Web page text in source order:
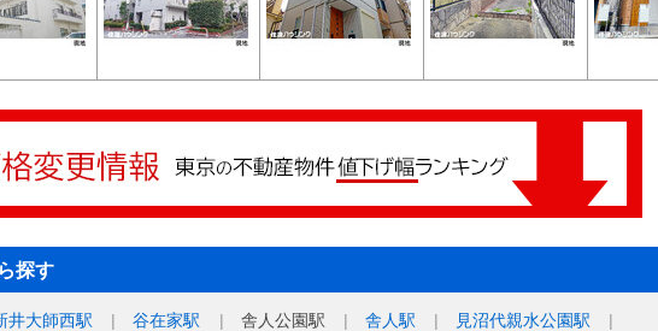
探す
井大師西駅 谷在家駅 舎人公園駅 舎人駅 見沼代親水公園駅